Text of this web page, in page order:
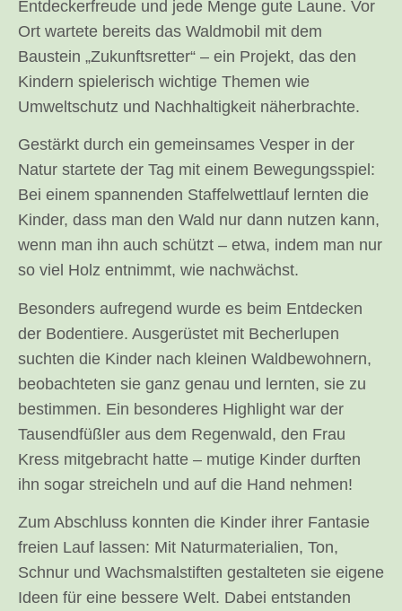
Entdeckerfreude und jede Menge gute Laune. Vor
Ort wartete bereits das Waldmobil mit dem
Baustein „Zukunftsretter“ – ein Projekt, das den
Kindern spielerisch wichtige Themen wie
Umweltschutz und Nachhaltigkeit näherbrachte.
Gestärkt durch ein gemeinsames Vesper in der
Natur startete der Tag mit einem Bewegungsspiel:
Bei einem spannenden Staffelwettlauf lernten die
Kinder, dass man den Wald nur dann nutzen kann,
wenn man ihn auch schützt – etwa, indem man nur
so viel Holz entnimmt, wie nachwächst.
Besonders aufregend wurde es beim Entdecken
der Bodentiere. Ausgerüstet mit Becherlupen
suchten die Kinder nach kleinen Waldbewohnern,
beobachteten sie ganz genau und lernten, sie zu
bestimmen. Ein besonderes Highlight war der
Tausendfüßler aus dem Regenwald, den Frau
Kress mitgebracht hatte – mutige Kinder durften
ihn sogar streicheln und auf die Hand nehmen!
Zum Abschluss konnten die Kinder ihrer Fantasie
freien Lauf lassen: Mit Naturmaterialien, Ton,
Schnur und Wachsmalstiften gestalteten sie eigene
Ideen für eine bessere Welt. Dabei entstanden